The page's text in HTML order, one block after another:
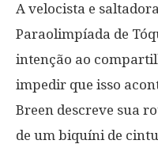
A velocista e
Paraolimpíada de
intenção ao
impedir que isso
Breen descreve sua
de um biquíni de